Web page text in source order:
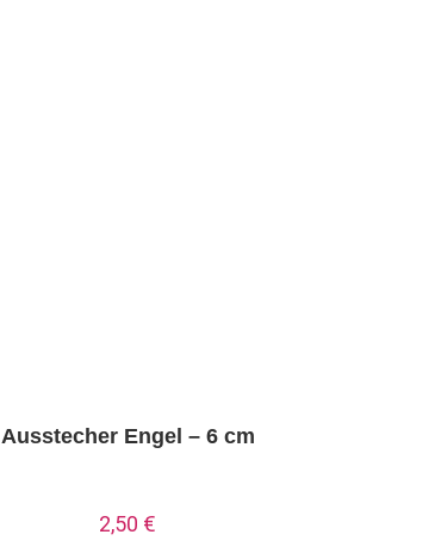
Ausstecher Engel – 6 cm
2,50 €